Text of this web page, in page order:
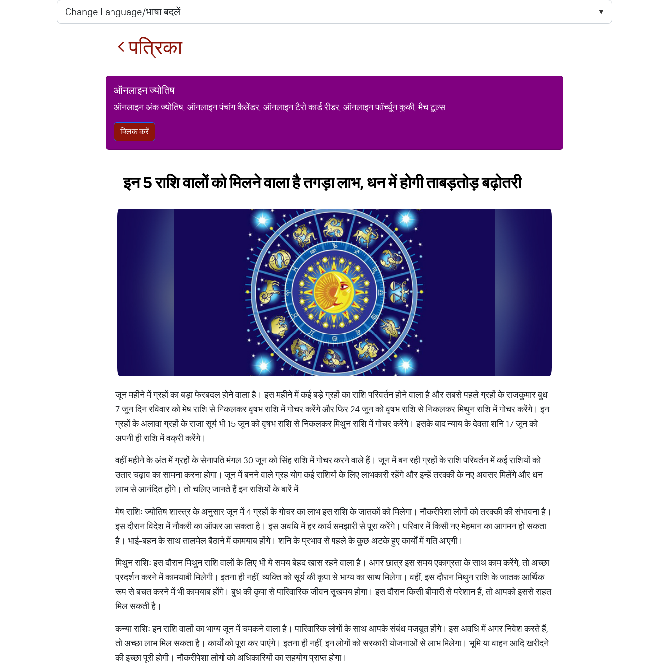
पत्रिका
ऑनलाइन ज्योतिष
ऑनलाइन अंक ज्योतिष, ऑनलाइन पंचांग कैलेंडर, ऑनलाइन टैरो कार्ड रीडर, ऑनलाइन फॉर्च्यून कुकी, मैच टूल्स
क्लिक करें
इन 5 राशि वालों को मिलने वाला है तगड़ा लाभ, धन में होगी ताबड़तोड़ बढ़ोतरी
जून महीने में ग्रहों का बड़ा फेरबदल होने वाला है। इस महीने में कई बड़े ग्रहों का राशि परिवर्तन होने वाला है और सबसे पहले ग्रहों के राजकुमार बुध
7 जून दिन रविवार को मेष राशि से निकलकर वृषभ राशि में गोचर करेंगे और फिर 24 जून को वृषभ राशि से निकलकर मिथुन राशि में गोचर करेंगे। इन
ग्रहों के अलावा ग्रहों के राजा सूर्य भी 15 जून को वृषभ राशि से निकलकर मिथुन राशि में गोचर करेंगे। इसके बाद न्याय के देवता शनि 17 जून को
अपनी ही राशि में वक्री करेंगे।
वहीं महीने के अंत में ग्रहों के सेनापति मंगल 30 जून को सिंह राशि में गोचर करने वाले हैं। जून में बन रही ग्रहों के राशि परिवर्तन में कई राशियों को
उतार चढ़ाव का सामना करना होगा। जून में बनने वाले ग्रह योग कई राशियों के लिए लाभकारी रहेंगे और इन्हें तरक्की के नए अवसर मिलेंगे और धन
लाभ से आनंदित होंगे। तो चलिए जानते हैं इन राशियों के बारें में…
मेष राशिः ज्योतिष शास्त्र के अनुसार जून में 4 ग्रहों के गोचर का लाभ इस राशि के जातकों को मिलेगा। नौकरीपेशा लोगों को तरक्की की संभावना है।
इस दौरान विदेश में नौकरी का ऑफर आ सकता है। इस अवधि में हर कार्य समझारी से पूरा करेंगे। परिवार में किसी नए मेहमान का आगमन हो सकता
है। भाई-बहन के साथ तालमेल बैठाने में कामयाब होंगे। शनि के प्रभाव से पहले के कुछ अटके हुए कार्यों में गति आएगी।
मिथुन राशिः इस दौरान मिथुन राशि वालों के लिए भी ये समय बेहद खास रहने वाला है। अगर छात्र इस समय एकाग्रता के साथ काम करेंगे, तो अच्छा
प्रदर्शन करने में कामयाबी मिलेगी। इतना ही नहीं, व्यक्ति को सूर्य की कृपा से भाग्य का साथ मिलेगा। वहीं, इस दौरान मिथुन राशि के जातक आर्थिक
रूप से बचत करने में भी कामयाब होंगे। बुध की कृपा से पारिवारिक जीवन सुखमय होगा। इस दौरान किसी बीमारी से परेशान हैं, तो आपको इससे राहत
मिल सकती है।
कन्या राशिः इन राशि वालों का भाग्य जून में चमकने वाला है। पारिवारिक लोगों के साथ आपके संबंध मजबूत होंगे। इस अवधि में अगर निवेश करते हैं,
तो अच्छा लाभ मिल सकता है। कार्यों को पूरा कर पाएंगे। इतना ही नहीं, इन लोगों को सरकारी योजनाओं से लाभ मिलेगा। भूमि या वाहन आदि खरीदने
की इच्छा पूरी होगी। नौकरीपेशा लोगों को अधिकारियों का सहयोग प्राप्त होगा।